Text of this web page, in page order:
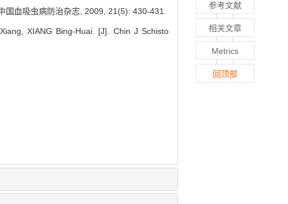
血吸虫病防治杂志, 2009, 21(5): 430-431.
XIANG Bing-Huai. [J]. Chin J Schisto
参考文献
相关文章
Metrics
回顶部